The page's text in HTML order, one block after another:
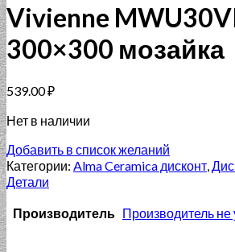
Vivienne
300×300 мозайка
539.00₽
Нет в наличии
Добавить в список желаний
Категории: Alma Ceramica дисконт,
Детали
Производитель Производитель не